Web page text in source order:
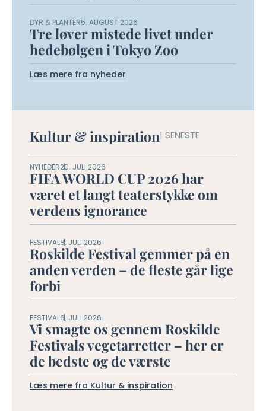
DYR & PLANTER5. AUGUST 2026
Tre løver mistede livet under
hedebølgen i Tokyo Zoo
Læs mere fra nyheder
Kultur & inspiration| SENESTE
NYHEDER20. JULI 2026
FIFA WORLD CUP 2026 har
været et langt teaterstykke om
verdens ignorance
FESTIVAL8. JULI 2026
Roskilde Festival gemmer på en
anden verden – de fleste går lige
forbi
FESTIVAL6. JULI 2026
Vi smagte os gennem Roskilde
Festivals vegetarretter – her er
de bedste og de værste
Læs mere fra Kultur & inspiration